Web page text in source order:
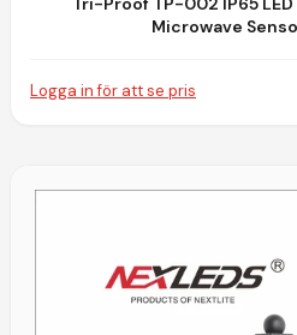
Microwave
Logga in för att se pris